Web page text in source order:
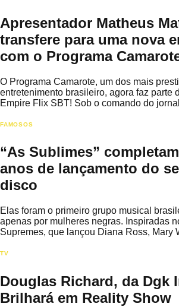
Apresentador Matheus
transfere para uma nova
com o Programa
O Programa Camarote, um dos mais
entretenimento brasileiro, agora faz parte
Empire Flix SBT! Sob o comando do
FAMOSOS
“As Sublimes”
anos de lançamento do
disco
Elas foram o primeiro grupo musical
apenas por mulheres negras. Inspiradas
Supremes, que lançou Diana Ross, Mary
TV
Douglas Richard, da Dgk
Brilhará em Reality Show